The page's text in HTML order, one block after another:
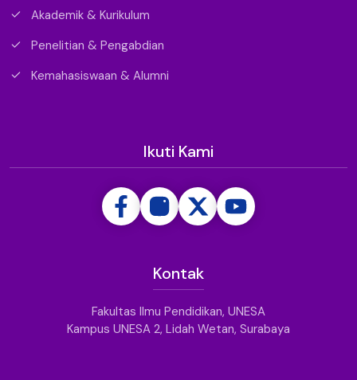
Akademik & Kurikulum
Penelitian & Pengabdian
Kemahasiswaan & Alumni
Ikuti Kami
Kontak
Fakultas Ilmu Pendidikan, UNESA
Kampus UNESA 2, Lidah Wetan, Surabaya